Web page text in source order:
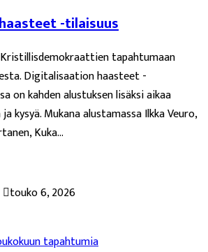
-tilaisuus
tapahtumaan
Digitalisaation haasteet -
on kahden alustuksen lisäksi aikaa
kysyä. Mukana alustamassa Ilkka Veuro,
Kuka...
touko 6, 2026
tapahtumia